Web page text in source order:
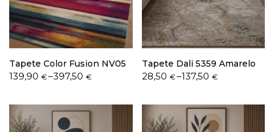
Tapete Color Fusion NV05
139,90 €–397,50€
Price
through
397,50 €
Tapete Dali 5359 Amarelo
28,50 €–137,50 €
Price
through
137,50 €